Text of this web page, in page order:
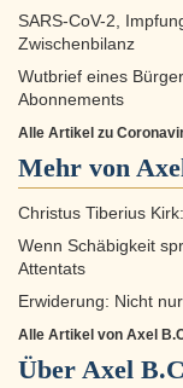
SARS-CoV-2,
Zwischenbilanz
Wutbrief eines
Abonnements
Alle Artikel zu
Mehr von
Christus Tiberius
Wenn Schäbigkeit
Attentats
Erwiderung: Nicht
Alle Artikel von Axel
Über Axel